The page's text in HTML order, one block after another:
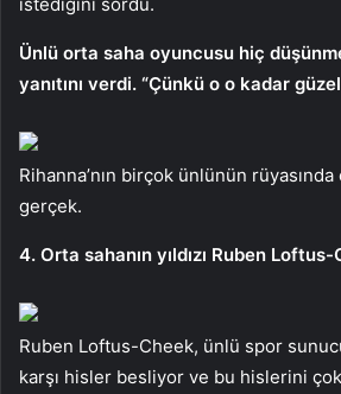
Ünlü orta saha oyuncusu hiç
yanıtını verdi. “Çünkü o o kadar
Rihanna’nın birçok ünlünün
gerçek.
4. Orta sahanın yıldızı Ruben
Ruben Loftus-Cheek, ünlü spor
karşı hisler besliyor ve bu hislerini